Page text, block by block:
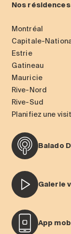
Nos résidences
Montréal
Capitale-
Estrie
Gatineau
Mauricie
Rive-Nord
Rive-Sud
Planifiez une
Balado
Galerie
App